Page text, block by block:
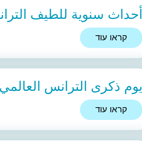
أحداث سنوية للطيف
קראו עוד
يوم ذكرى الترانس العالمي
קראו עוד